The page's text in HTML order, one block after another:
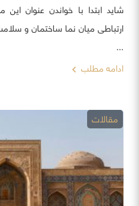
شاید ابتدا با خواندن عنوان
ارتباطی میان نما ساختمان و
...
ادامه مطلب
مقالات